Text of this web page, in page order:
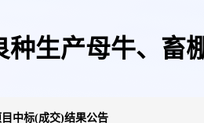
生产母牛、畜
中标(成交)结果公告